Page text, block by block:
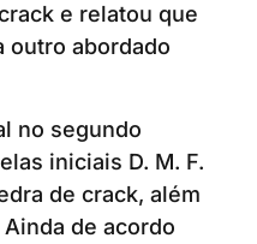
e relatou que
outro abordado
no segundo
iniciais D. M. F.
de crack, além
de acordo